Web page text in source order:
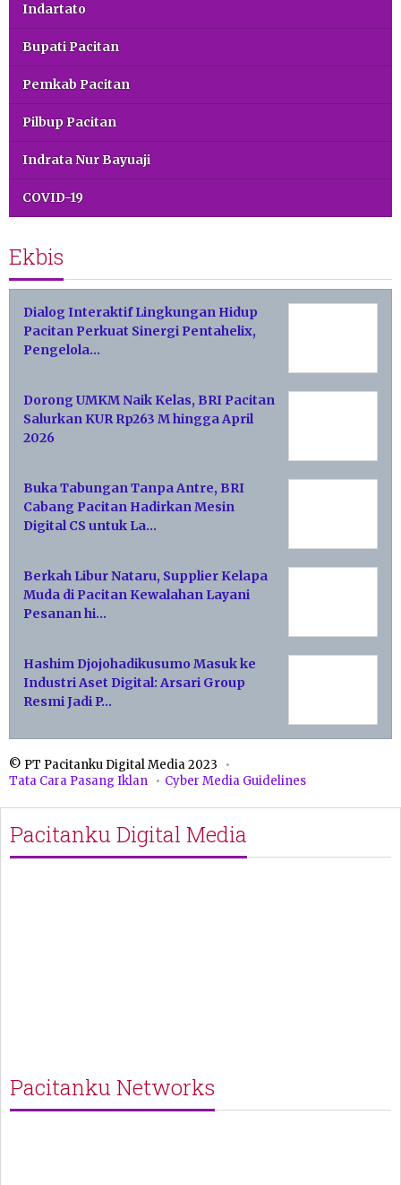
Indartato
Bupati Pacitan
Pemkab Pacitan
Pilbup Pacitan
Indrata Nur Bayuaji
COVID-19
Ekbis
Dialog Interaktif Lingkungan Hidup
Pacitan Perkuat Sinergi Pentahelix,
Pengelola…
Dorong UMKM Naik Kelas, BRI Pacitan
Salurkan KUR Rp263 M hingga April
2026
Buka Tabungan Tanpa Antre, BRI
Cabang Pacitan Hadirkan Mesin
Digital CS untuk La…
Berkah Libur Nataru, Supplier Kelapa
Muda di Pacitan Kewalahan Layani
Pesanan hi…
Hashim Djojohadikusumo Masuk ke
Industri Aset Digital: Arsari Group
Resmi Jadi P…
© PT Pacitanku Digital Media 2023
Tata Cara Pasang Iklan
Cyber Media Guidelines
Pacitanku Digital Media
Pacitanku Networks